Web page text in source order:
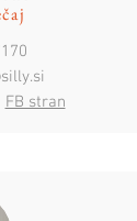
FB stran